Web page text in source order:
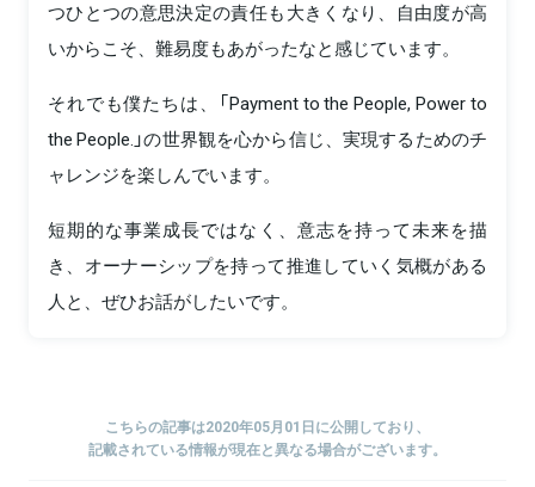
つひとつの意思決定の責任も大きくなり、自由度が高
いからこそ、難易度もあがったなと感じています。
それでも僕たちは、「Payment to the People, Power to
the People.」の世界観を心から信じ、実現するためのチ
ャレンジを楽しんでいます。
短期的な事業成長ではなく、意志を持って未来を描
き、オーナーシップを持って推進していく気概がある
人と、ぜひお話がしたいです。
こちらの記事は2020年05月01日に公開しており、
記載されている情報が現在と異なる場合がございます。